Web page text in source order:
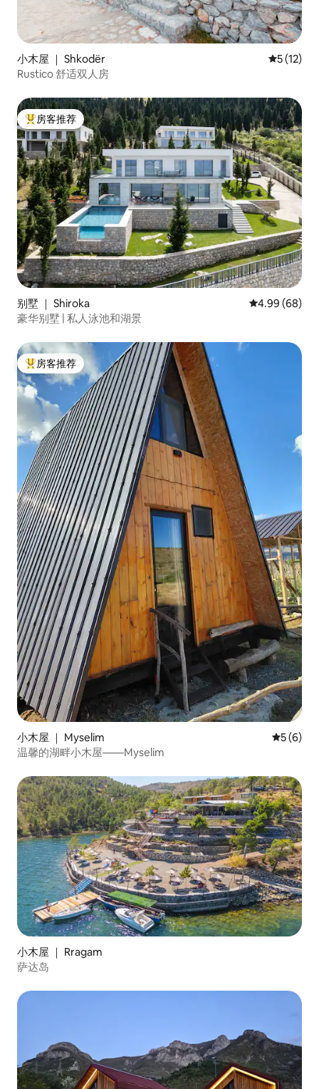
小木屋 ｜ Shkodër 平均评分
5 (12)
Rustico 舒适双人房
热门「房客推荐」
房客推荐
别墅 ｜ Shiroka 平均评分 4.99
4.99 (68)
豪华别墅 | 私人泳池和湖景
热门「房客推荐」
房客推荐
小木屋 ｜ Myselim 平均评分
5 (6)
温馨的湖畔小木屋——Myselim
小木屋 ｜ Rragam
萨达岛